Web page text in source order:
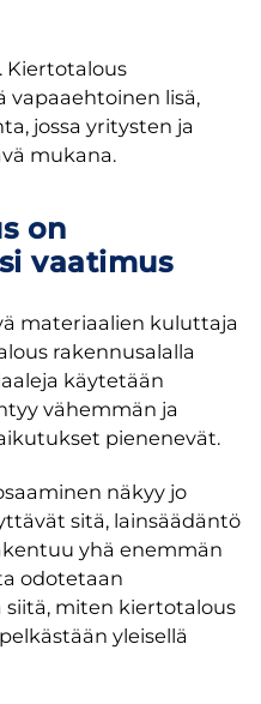
Kiertotalous
vapaaehtoinen lisä,
jossa yritysten ja
mukana.
on
vaatimus
materiaalien kuluttaja
rakennusalalla
käytetään
vähemmän ja
pienenevät.
näkyy jo
sitä, lainsäädäntö
yhä enemmän
odotetaan
miten kiertotalous
yleisellä